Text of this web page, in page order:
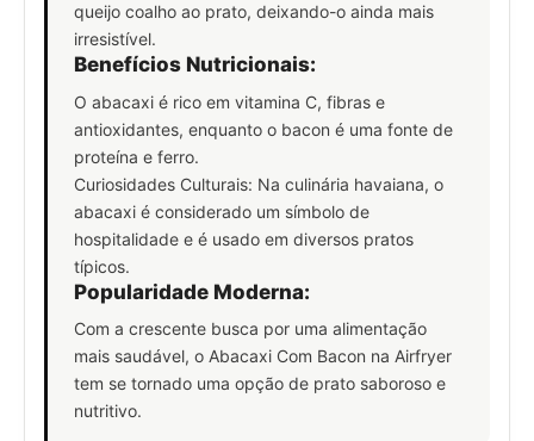
queijo coalho ao prato, deixando-o ainda mais
irresistível.
Benefícios Nutricionais:
O abacaxi é rico em vitamina C, fibras e
antioxidantes, enquanto o bacon é uma fonte de
proteína e ferro.
Curiosidades Culturais: Na culinária havaiana, o
abacaxi é considerado um símbolo de
hospitalidade e é usado em diversos pratos
típicos.
Popularidade Moderna:
Com a crescente busca por uma alimentação
mais saudável, o Abacaxi Com Bacon na Airfryer
tem se tornado uma opção de prato saboroso e
nutritivo.